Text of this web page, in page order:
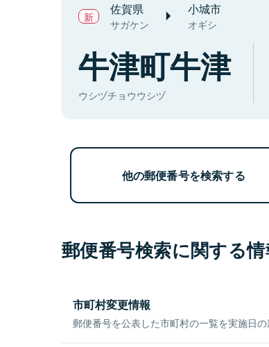
佐賀県
サガケン
小城市
オギシ
牛津町牛津
ウシヅチョウウシヅ
他の郵便番号を検索する
郵便番号検索に関する
市町村変更情報
郵便番号を公表した市町村の一覧を実施日の